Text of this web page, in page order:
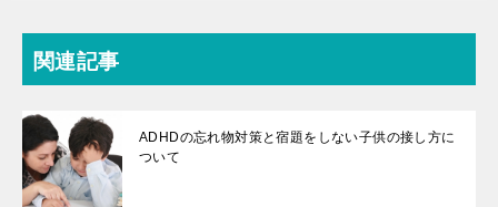
関連記事
ADHDの忘れ物対策と宿題をしない子供の接し方に
ついて